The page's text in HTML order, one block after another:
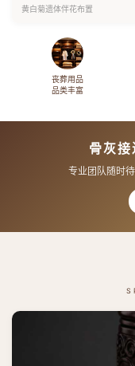
黄白菊遗体伴花布置
丧葬用品
品类丰富
骨灰
专业团队随时